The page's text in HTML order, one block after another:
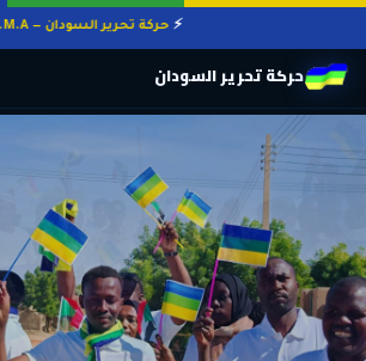
حركة تحرير السودان — Sudan Liberation Movement S.L.M.A
حركة تحرير السودان